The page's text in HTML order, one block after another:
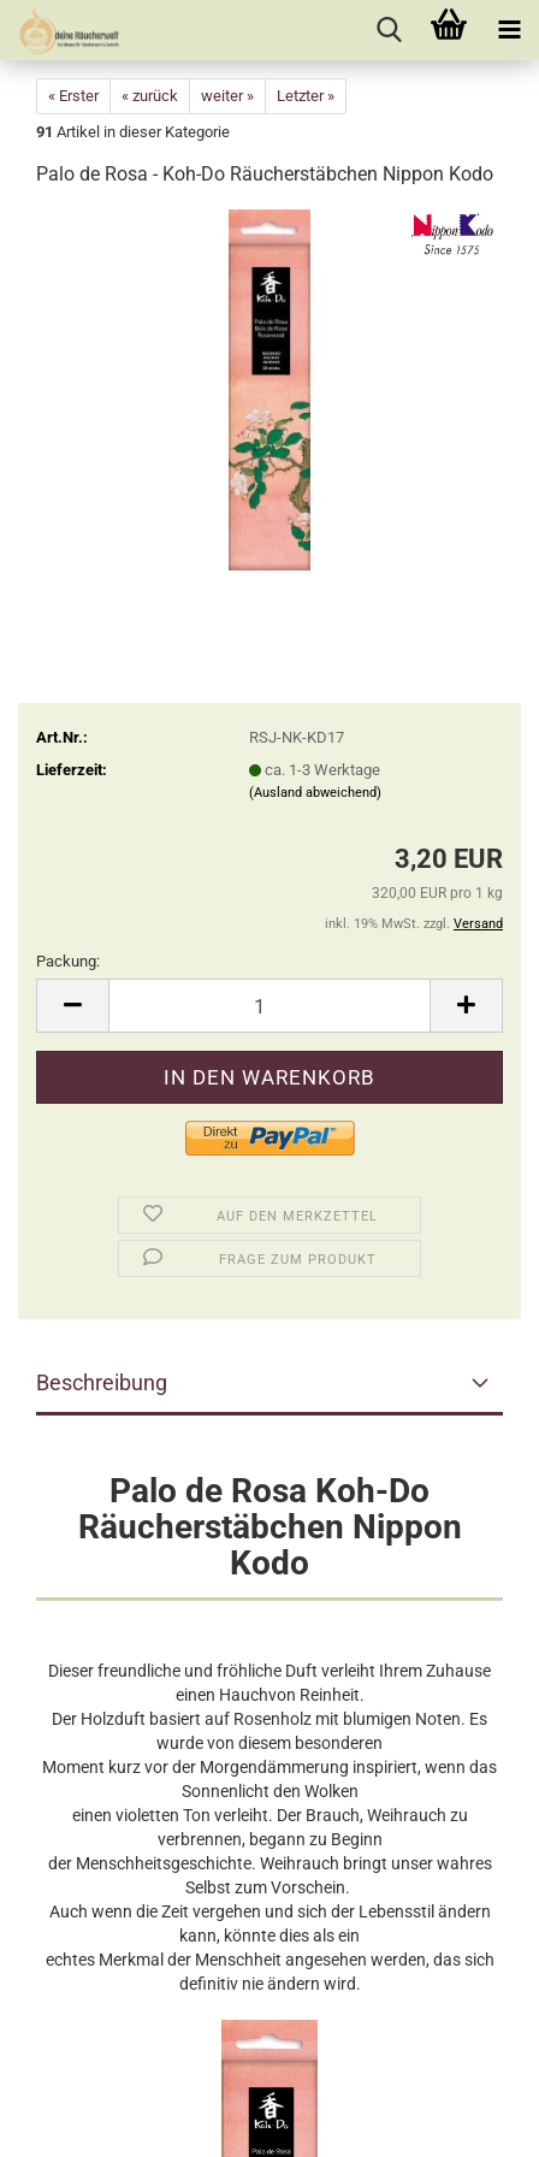
« Erster « zurück weiter »
Letzter »
91 Artikel in dieser Kategorie
Palo de Rosa - Koh-Do Räucherstäbchen Nippon Kodo
Art.Nr.:
RSJ-NK-KD17
Lieferzeit:
ca. 1-3 Werktage
(Ausland abweichend)
3,20 EUR
320,00 EUR pro 1 kg
inkl. 19% MwSt. zzgl. Versand
Packung:
AUF DEN MERKZETTEL
FRAGE ZUM PRODUKT
Beschreibung
Palo de Rosa Koh-Do
Räucherstäbchen Nippon
Kodo
Dieser freundliche und fröhliche Duft verleiht Ihrem Zuhause
einen Hauchvon Reinheit.
Der Holzduft basiert auf Rosenholz mit blumigen Noten. Es
wurde von diesem besonderen
Moment kurz vor der Morgendämmerung inspiriert, wenn das
Sonnenlicht den Wolken
einen violetten Ton verleiht. Der Brauch, Weihrauch zu
verbrennen, begann zu Beginn
der Menschheitsgeschichte. Weihrauch bringt unser wahres
Selbst zum Vorschein.
Auch wenn die Zeit vergehen und sich der Lebensstil ändern
kann, könnte dies als ein
echtes Merkmal der Menschheit angesehen werden, das sich
definitiv nie ändern wird.